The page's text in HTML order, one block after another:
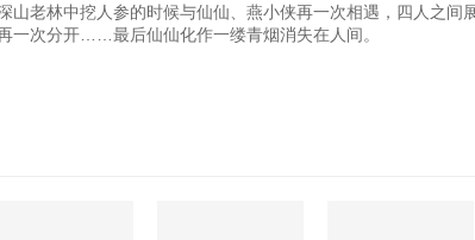
山老林中挖人参的时候与仙仙、燕小侠再一次相遇，四人之间
一次分开……最后仙仙化作一缕青烟消失在人间。